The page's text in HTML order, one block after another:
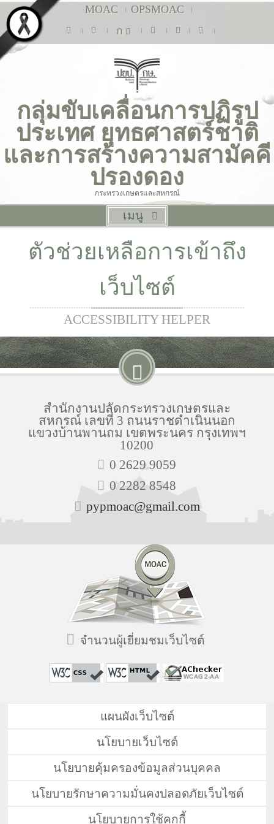
MOAC
OPSMOAC
ก
กลุ่มขับเคลื่อนการปฏิรูป
ประเทศ ยุทธศาสตร์ชาติ
และการสร้างความสามัคคี
ปรองดอง
กระทรวงเกษตรและสหกรณ์
เมนู
ตัวช่วยเหลือการเข้าถึง
เว็บไซต์
ACCESSIBILITY HELPER
สำนักงานปลัดกระทรวงเกษตรและ
สหกรณ์ เลขที่ 3 ถนนราชดำเนินนอก
แขวงบ้านพานถม เขตพระนคร กรุงเทพฯ
10200
0 2629 9059
0 2282 8548
pypmoac@gmail.com
จำนวนผู้เยี่ยมชมเว็บไซต์
แผนผังเว็บไซต์
นโยบายเว็บไซต์
นโยบายคุ้มครองข้อมูลส่วนบุคคล
นโยบายรักษาความมั่นคงปลอดภัยเว็บไซต์
นโยบายการใช้คุกกี้